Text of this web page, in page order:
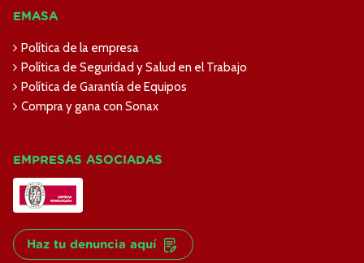
EMASA
Política de la empresa
Política de Seguridad y Salud en el Trabajo
Política de Garantía de Equipos
Compra y gana con Sonax
EMPRESAS ASOCIADAS
Haz tu denuncia aquí